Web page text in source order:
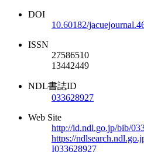
DOI
10.60182/
ISSN
27586510
13442449
NDL書誌ID
033628927
Web Site
http://id.ndl.go.jp/bib/
https://
I033628927